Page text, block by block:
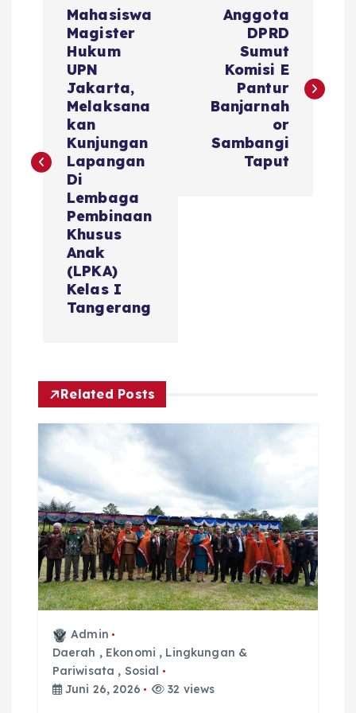
Mahasiswa
Magister
Hukum
UPN
Jakarta,
Melaksana
kan
Kunjungan
Lapangan
Di
Lembaga
Pembinaan
Khusus
Anak
(LPKA)
Kelas I
Tangerang
Anggota
DPRD
Sumut
Komisi E
Pantur
Banjarnah
or
Sambangi
Taput
Related Posts
Admin
Daerah , Ekonomi , Lingkungan &
Pariwisata , Sosial
Juni 26, 2026
32 views